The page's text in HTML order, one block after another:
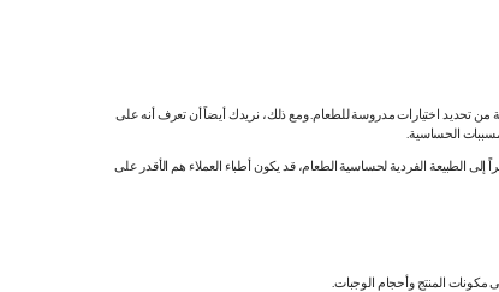
من تحديد اختيارات مدروسة للطعام. ومع ذلك، نريدك أيضاً أن تعرف أنه على
مسببات الحساسية.
الطبيعة الفردية لحساسية الطعام، قد يكون أطباء العملاء هم الأقدر على
مكونات المنتج وأحجام الوجبات.